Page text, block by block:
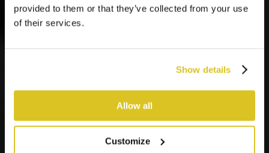
provided to them or that they’ve collected from your use
of their services.
Show details
Allow all
Customize